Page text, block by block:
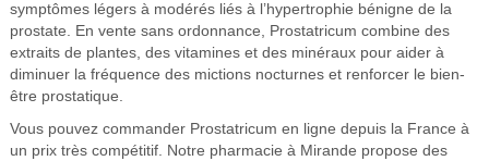
symptômes légers à modérés liés à l’hypertrophie bénigne de la
prostate. En vente sans ordonnance, Prostatricum combine des
extraits de plantes, des vitamines et des minéraux pour aider à
diminuer la fréquence des mictions nocturnes et renforcer le bien-
être prostatique.
Vous pouvez commander Prostatricum en ligne depuis la France à
un prix très compétitif. Notre pharmacie à Mirande propose des